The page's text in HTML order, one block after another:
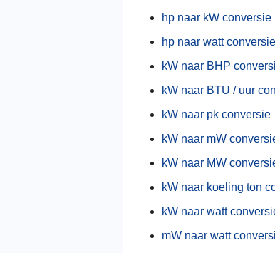
hp naar kW conversie
hp naar watt conversie
kW naar BHP
kW naar BTU / uur
kW naar pk conversie
kW naar mW
kW naar MW
kW naar koeling ton
kW naar watt
mW naar watt